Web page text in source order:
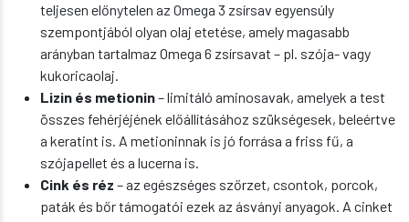
teljesen előnytelen az Omega 3 zsírsav egyensúly
szempontjából olyan olaj etetése, amely magasabb
arányban tartalmaz Omega 6 zsírsavat – pl. szója- vagy
kukoricaolaj.
Lizin és metionin– limitáló aminosavak, amelyek a test
összes fehérjéjének előállításához szükségesek, beleértve
a keratint is. A metioninnak is jó forrása a friss fű, a
szójapellet és a lucerna is.
Cink és réz – az egészséges szőrzet, csontok, porcok,
paták és bőr támogatói ezek az ásványi anyagok. A cinket